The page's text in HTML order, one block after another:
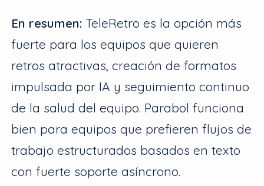
En resumen: TeleRetro es la opción más
fuerte para los equipos que quieren
retros atractivas, creación de formatos
impulsada por IA y seguimiento continuo
de la salud del equipo. Parabol funciona
bien para equipos que prefieren flujos de
trabajo estructurados basados en texto
con fuerte soporte asíncrono.